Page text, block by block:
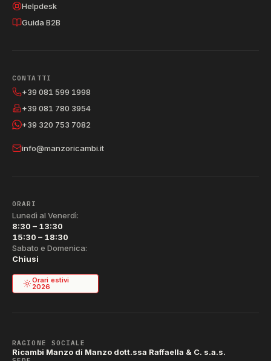
Helpdesk
Guida B2B
CONTATTI
+39 081 599 1998
+39 081 780 3954
+39 320 753 7082
info@manzoricambi.it
ORARI
Lunedì al Venerdì:
8:30 – 13:30
15:30 – 18:30
Sabato e Domenica:
Chiusi
Orari estivi
2026
RAGIONE SOCIALE
Ricambi Manzo di Manzo dott.ssa Raffaella & C. s.a.s.